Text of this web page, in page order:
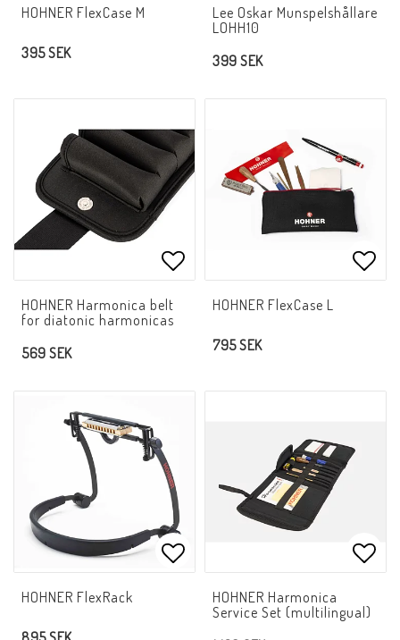
HOHNER FlexCase M
395 SEK
Lee Oskar Munspelshållare
LOHH10
399 SEK
Lägg till i favoritlistan
HOHNER Harmonica belt
for diatonic harmonicas
569 SEK
HOHNER FlexCase L
795 SEK
Lägg till i favoritlistan
HOHNER FlexRack
HOHNER Harmonica
Service Set (multilingual)